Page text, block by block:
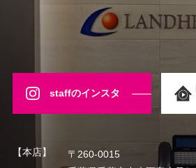
staffのインスタ
【本店】
〒260-0015